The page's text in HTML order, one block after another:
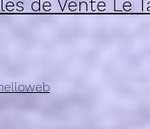
de Vente Le